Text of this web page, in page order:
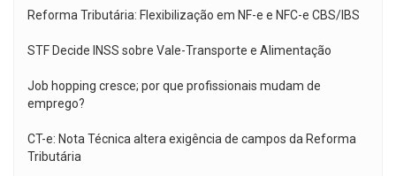
Reforma Tributária: Flexibilização em NF-e e NFC-e CBS/IBS
STF Decide INSS sobre Vale-Transporte e Alimentação
Job hopping cresce; por que profissionais mudam de
emprego?
CT-e: Nota Técnica altera exigência de campos da Reforma
Tributária